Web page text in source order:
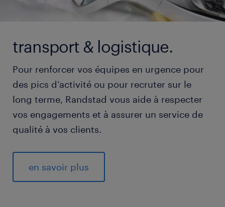
transport & logistique.
Pour renforcer vos équipes en urgence pour
des pics d’activité ou pour recruter sur le
long terme, Randstad vous aide à respecter
vos engagements et à assurer un service de
qualité à vos clients.
en savoir plus